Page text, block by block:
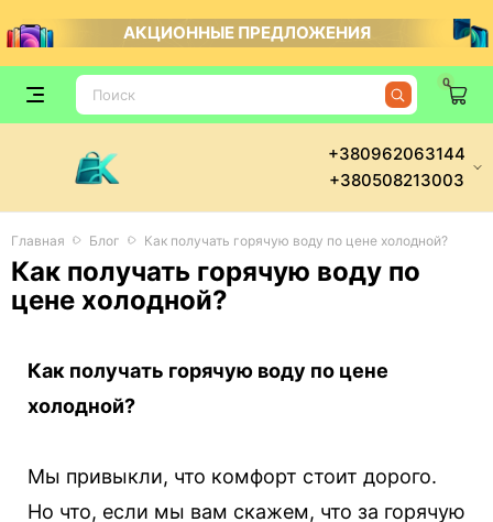
АКЦИОННЫЕ ПРЕДЛОЖЕНИЯ
0
+380962063144
+380508213003
Главная Блог Как получать горячую воду по цене холодной?
Как получать горячую воду по
цене холодной?
Как получать горячую воду по цене
холодной?
Мы привыкли, что комфорт стоит дорого.
Но что, если мы вам скажем, что за горячую